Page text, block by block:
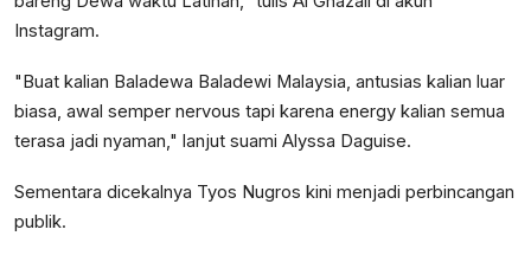
Instagram.
"Buat kalian Baladewa Baladewi Malaysia, antusias kalian luar
biasa, awal semper nervous tapi karena energy kalian semua
terasa jadi nyaman," lanjut suami Alyssa Daguise.
Sementara dicekalnya Tyos Nugros kini menjadi perbincangan
publik.